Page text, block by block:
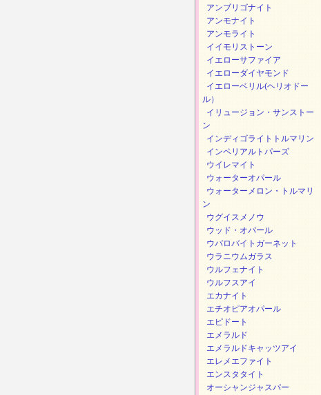
アンブリゴナイト
アンモナイト
アンモライト
イイモリストーン
イエローサファイア
イエローダイヤモンド
イエローベリル(ヘリオドー
ル）
イリュージョン・サンストー
ン
インディゴライトトルマリン
インペリアルトパーズ
ウイレマイト
ウォーターオパール
ウォーターメロン・トルマリ
ン
ウグイスメノウ
ウッド・オパール
ウバロバイトガーネット
ウラニウムガラス
ウルフェナイト
ウルフスアイ
エカナイト
エチオピアオパール
エピドート
エメラルド
エメラルドキャッツアイ
エレメエファイト
エンスタタイト
オーシャンジャスパー